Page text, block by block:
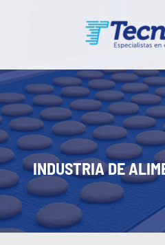
INDUSTRIA DE